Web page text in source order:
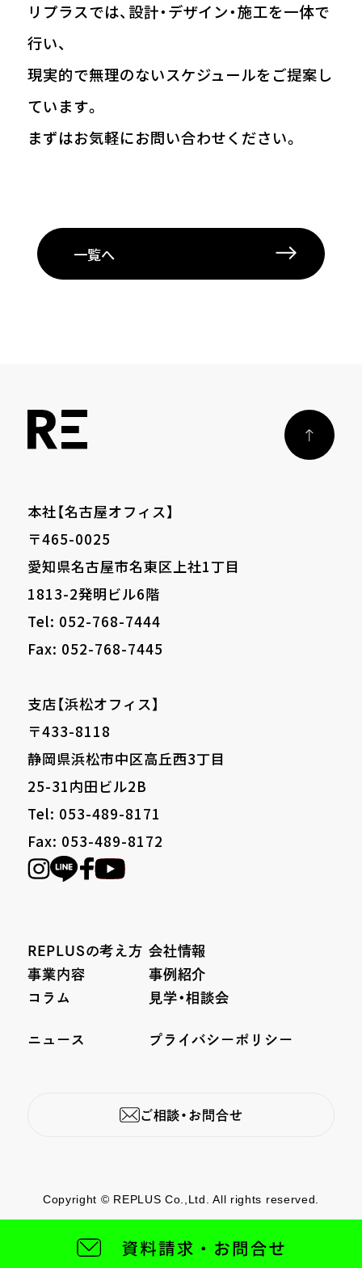
リプラスでは、設計・デザイン・施工を一体で
行い、
現実的で無理のないスケジュールをご提案し
ています。
まずはお気軽にお問い合わせください。
一覧へ
本社【名古屋オフィス】
〒465-0025
愛知県名古屋市名東区上社1丁目
1813-2発明ビル6階
Tel: 052-768-7444
Fax: 052-768-7445
支店【浜松オフィス】
〒433-8118
静岡県浜松市中区高丘西3丁目
25-31内田ビル2B
Tel: 053-489-8171
Fax: 053-489-8172
REPLUSの考え方 会社情報
事業内容
事例紹介
コラム
見学・相談会
ニュース プライバシーポリシー
ご相談・お問合せ
Copyright © REPLUS Co.,Ltd. All rights reserved.